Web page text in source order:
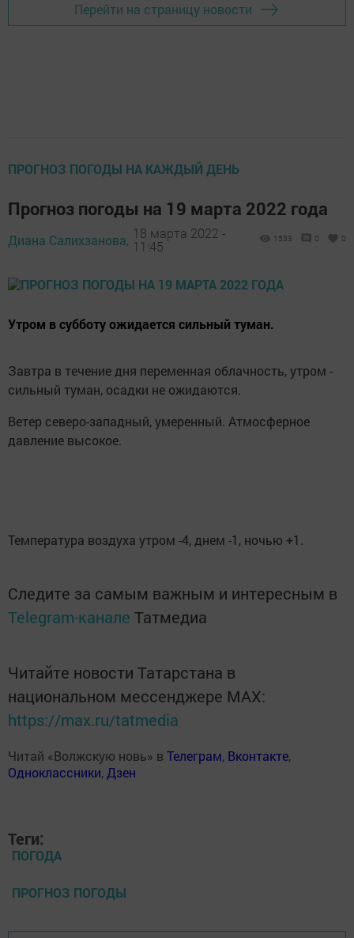
Перейти на страницу новости
ПРОГНОЗ ПОГОДЫ НА КАЖДЫЙ ДЕНЬ
Прогноз погоды на 19 марта 2022 года
Диана Салихзанова, 18 марта 2022 -
11:45
1533 0 0
Утром в субботу ожидается сильный туман.
Завтра в течение дня переменная облачность, утром -
сильный туман, осадки не ожидаются.
Ветер северо-западный, умеренный. Атмосферное
давление высокое.
Температура воздуха утром -4, днем -1, ночью +1.
Следите за самым важным и интересным в
Telegram-канале Татмедиа
Читайте новости Татарстана в
национальном мессенджере MАХ:
https://max.ru/tatmedia
Читай «Волжскую новь» в Телеграм, Вконтакте,
Одноклассники, Дзен
Теги:
ПОГОДА
ПРОГНОЗ ПОГОДЫ